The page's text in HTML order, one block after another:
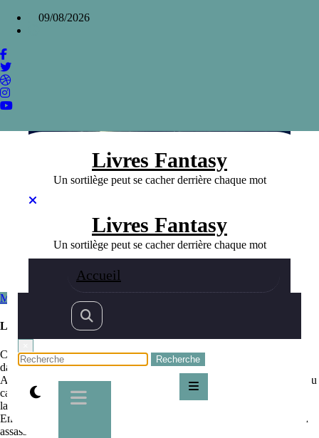
contenu
09/08/2026
Livres Fantasy
Un sortilège peut se cacher derrière chaque mot
Livres Fantasy
Un sortilège peut se cacher derrière chaque mot
Accueil
L’Ange de la nuit, l’ascension d’un assassin
chez Brent Weeks
Meilleurs livres Fantasy
L’Ange de la nuit, l’ascension d’un assassin chez Brent Weeks
Chers adeptes des sagas ensorcelées et des quêtes épiques, bienvenue
dans un coin de toile dédié à la magnificence de la fantasy.
Aujourd’hui, légendes et récits s’entrelacent autour d’une saga qui a su
captiver l’essence même de l’obscurité et de la lumière : « L’Ange de
la nuit », œuvre majestueuse de l’esprit créatif de Brent Weeks.
Embarquons ensemble pour une épopée au cœur de l’ascension d’un
assassin hors pair, le jeune Kylar Stern.